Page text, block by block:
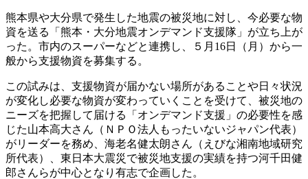
熊本県や大分県で発生した地震の被災地に対し、今必要な物
資を送る「熊本・大分地震オンデマンド支援隊」が立ち上が
った。市内のスーパーなどと連携し、５月16日（月）から一
般から支援物資を募集する。
この試みは、支援物資が届かない場所があることや日々状況
が変化し必要な物資が変わっていくことを受けて、被災地の
ニーズを把握して届ける「オンデマンド支援」の必要性を感
じた山本高大さん（ＮＰＯ法人もったいないジャパン代表）
がリーダーを務め、海老名健太朗さん（えびな湘南地域研究
所代表）、東日本大震災で被災地支援の実績を持つ河千田健
郎さんらが中心となり有志で企画した。